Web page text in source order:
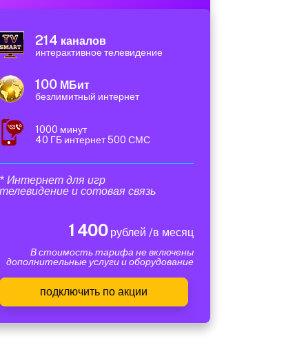
214 каналов
интерактивное телевидение
100 МБит
безлимитный интернет
1000 минут
40 ГБ интернет 500 СМС
* Интернет для игр
телевидение и сотовая связь
1 400рублей /в месяц
В стоимость тарифа не включены
дополнительные услуги и оборудование
подключить по акции